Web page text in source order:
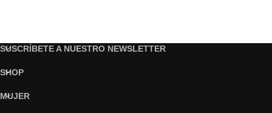
SUSCRÍBETE A NUESTRO NEWSLETTER
SHOP
MUJER